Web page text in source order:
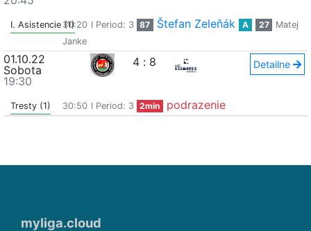
I. Asistencie (1)30:20 I Period: 3 87 Štefan Zeleňák A 27
Matej
Janke
01.10.22
Sobota
19:30
4 : 8 Detailne
Tresty (1) 30:50 I Period: 3 2min podrazenie
myliga.cloud